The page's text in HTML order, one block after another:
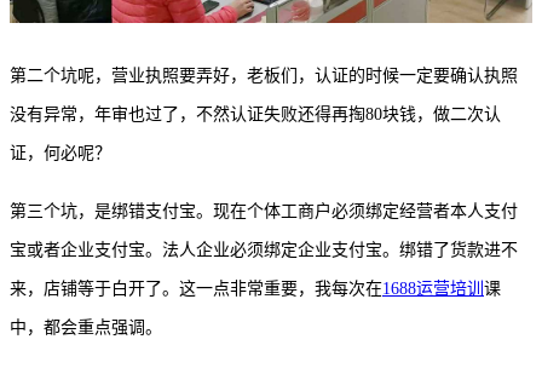
第二个坑呢，营业执照要弄好，老板们，认证的时候一定要确认执照
没有异常，年审也过了，不然认证失败还得再掏80块钱，做二次认
证，何必呢？
第三个坑，是绑错支付宝。现在个体工商户必须绑定经营者本人支付
宝或者企业支付宝。法人企业必须绑定企业支付宝。绑错了货款进不
来，店铺等于白开了。这一点非常重要，我每次在1688运营培训 课
中，都会重点强调。